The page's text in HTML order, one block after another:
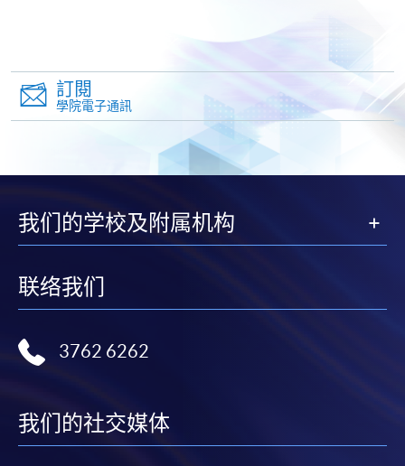
付方式之外，如就讀學歷頒授課程設有網上服務，學
員亦可以微信支付（Online WeChat Pay）、支付寶
（Online Alipay）或轉數快（FPS）繳付學費，詳情請
參閱報名辦法 -網上報名服務 。
如報讀課程將在五個工作天內開課，為免郵遞延誤報
名程序，建議申請人親身到學院報名中心報名，並避
准退還款項，以現金、易辦事、微信支付、支付寶、
到支付款項時使用的信用卡戶口。
除本學院網頁所列明的學費外，個別課程或有其他額
訂閱
學院電子通訊
我们的学校及附属机构
联络我们
3762 6262
我们的社交媒体